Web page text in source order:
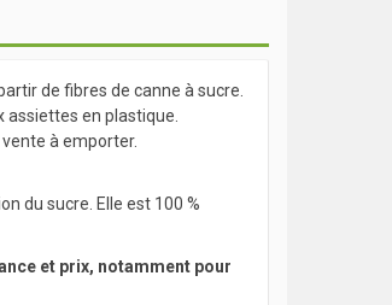
de fibres de canne à sucre.
en plastique.
à emporter.
du sucre. Elle est 100 %
et prix, notamment pour